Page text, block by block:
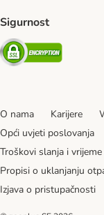
Sigurnost
Security
O nama Karijere
Opći uvjeti poslovanja
Troškovi slanja i
Propisi o uklanjanju
Izjava o pristupačnosti